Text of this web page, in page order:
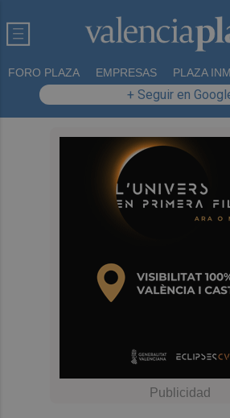
FORO PLAZA EMPRESAS PLAZA
+ Seguir en